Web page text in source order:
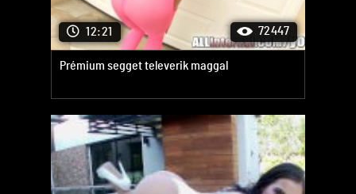
Prémium segget televerik maggal
12:21 72447